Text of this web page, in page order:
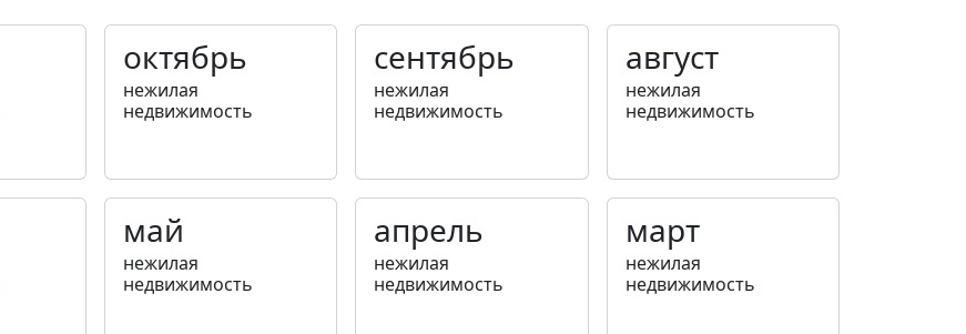
октябрь
нежилая
недвижимость
сентябрь
нежилая
недвижимость
август
нежилая
недвижимость
май
нежилая
недвижимость
апрель
нежилая
недвижимость
март
нежилая
недвижимость